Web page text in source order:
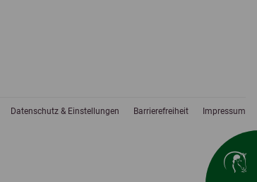
Datenschutz & Einstellungen Barrierefreiheit Impressum